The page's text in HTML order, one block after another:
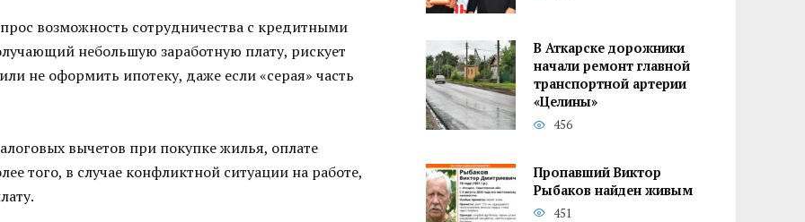
возможность сотрудничества с кредитными
небольшую заработную плату, рискует
не оформить ипотеку, даже если «серая» часть
вычетов при покупке жилья, оплате
того, в случае конфликтной ситуации на работе,
В Аткарске дорожники
начали ремонт главной
транспортной артерии
«Целины»
456
Пропавший Виктор
Рыбаков найден живым
451